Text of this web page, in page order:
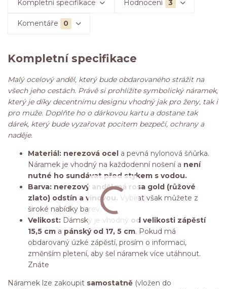
Kompletní specifikace Hodnocení 3
Komentáře 0
Kompletní specifikace
Malý ocelový anděl, který bude obdarovaného strážit na
všech jeho cestách. Právě si prohlížíte symbolický náramek,
který je díky decentnímu designu vhodný jak pro ženy, tak i
pro muže. Doplňte ho o dárkovou kartu a dostane tak
dárek, který bude vyzařovat pocitem bezpečí, ochrany a
naděje.
Materiál: nerezová ocel a pevná nylonová šňůrka.
Náramek je vhodný na každodenní nošení a není
nutné ho sundávat před stykem s vodou.
Barva: nerezový anděl má rosa gold (růžové
zlato) odstín a vínovou. Vybírat však můžete z
široké nabídky barev.
Velikost: Dámský je vhodný od velikosti zápěstí
15,5 cm a pánský od 17, 5 cm. Pokud má
obdarovaný úzké zápěstí, prosím o informaci,
změnším pletení, aby šel náramek více utáhnout.
Znáte
Náramek lze zakoupit samostatně (vložen do